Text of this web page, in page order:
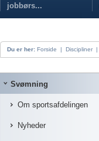
jobbørs...
Du er her: Forside | Discipliner |
Svømning
Om sportsafdelingen
Nyheder